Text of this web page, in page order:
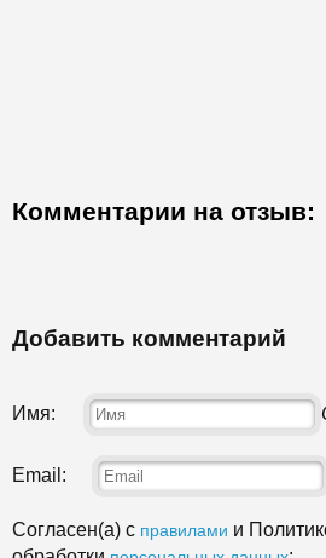
Комментарии на отзыв:
Добавить комментарий
Имя:
Email:
Согласен(а) с правилами и